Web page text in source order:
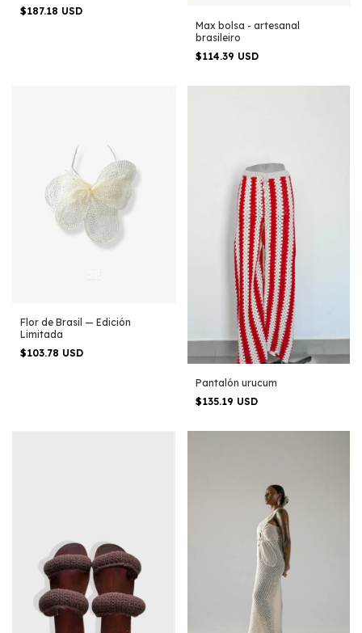
$187.18 USD
Max bolsa - artesanal
brasileiro
$114.39 USD
Flor de Brasil — Edición
Limitada
$103.78 USD
Pantalón urucum
$135.19 USD